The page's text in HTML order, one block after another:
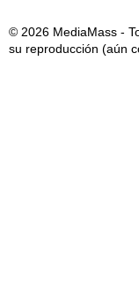
© 2026 MediaMass -
su reproducción (aún